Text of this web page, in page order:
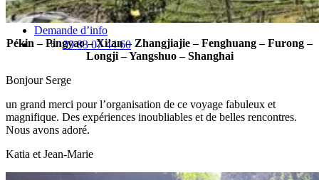
Demande d’info
09 83 07 44 60
Pékin – Pingyao – Xi’an – Zhangjiajie – Fenghuang – Furong –
Longji – Yangshuo – Shanghai
Bonjour Serge
un grand merci pour l’organisation de ce voyage fabuleux et
magnifique. Des expériences inoubliables et de belles rencontres.
Nous avons adoré.
Katia et Jean-Marie